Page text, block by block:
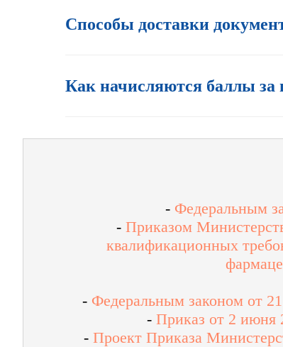
Способы доставки
Как начисляются баллы за
- Федеральным
- Приказом
квалификационных
- Федеральным законом от
- Приказ от 2 июня
- Проект Приказа